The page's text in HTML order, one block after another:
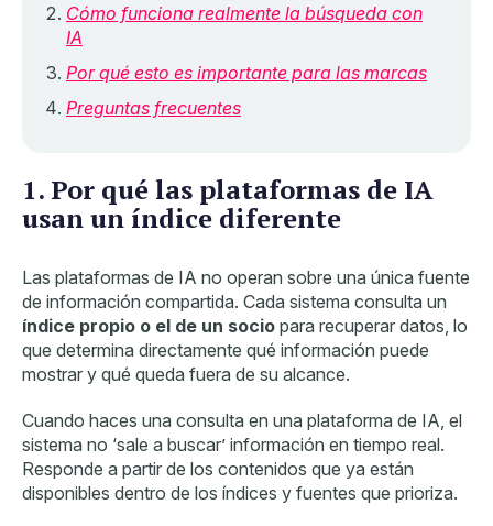
Cómo funciona realmente la búsqueda con
IA
Por qué esto es importante para las marcas
Preguntas frecuentes
1. Por qué las plataformas de IA
usan un índice diferente
Las plataformas de IA no operan sobre una única fuente
de información compartida. Cada sistema consulta un
índice propio o el de un socio para recuperar datos, lo
que determina directamente qué información puede
mostrar y qué queda fuera de su alcance.
Cuando haces una consulta en una plataforma de IA, el
sistema no ‘sale a buscar’ información en tiempo real.
Responde a partir de los contenidos que ya están
disponibles dentro de los índices y fuentes que prioriza.